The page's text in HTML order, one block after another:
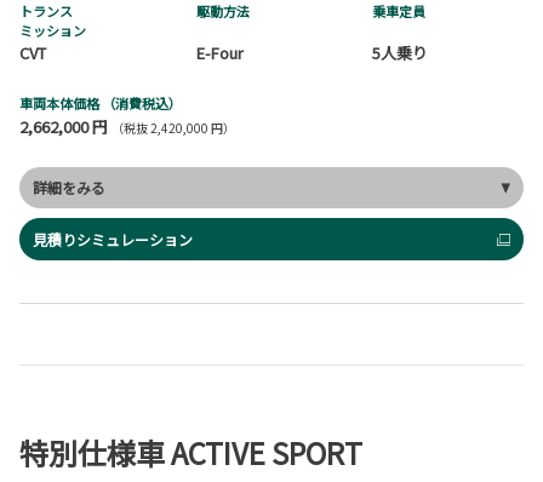
トランス
ミッション
CVT
駆動方法
E-Four
乗車定員
5人乗り
車両本体価格 （消費税込）
2,662,000 円 （税抜 2,420,000 円）
詳細をみる
見積りシミュレーション
特別仕様車 ACTIVE SPORT